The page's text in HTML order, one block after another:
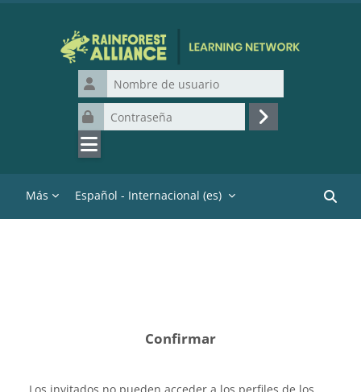
Nombre de usuario
Contraseña
Acceder
Más Español - Internacional ‎(es)‎
Confirmar